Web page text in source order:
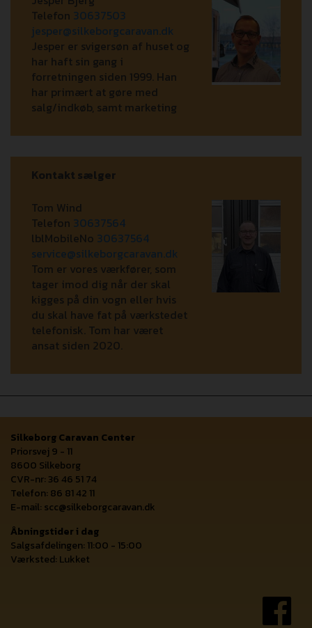
Telefon 30637503
jesper@silkeborgcaravan.dk
Jesper er svigersøn af huset og
har haft sin gang i
forretningen siden 1999. Han
har primært at gøre med
salg/indkøb, samt marketing
Kontakt sælger
Tom Wind
Telefon 30637564
lblMobileNo 30637564
service@silkeborgcaravan.dk
Tom er vores værkfører, som
tager imod dig når der skal
kigges på din vogn eller hvis
du skal have fat på værkstedet
telefonisk. Tom har været
ansat siden 2020.
Silkeborg Caravan Center
Priorsvej 9 - 11
8600 Silkeborg
CVR-nr: 36 46 51 74
Telefon: 86 81 42 11
E-mail: scc@silkeborgcaravan.dk
Åbningstider i dag
Salgsafdelingen: 11:00 - 15:00
Værksted: Lukket